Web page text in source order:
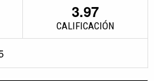
3.97
CALIFICACIÓN